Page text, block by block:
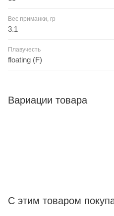
Вес приманки, гр
3.1
Плавучесть
floating (F)
Вариации товара
С этим товаром